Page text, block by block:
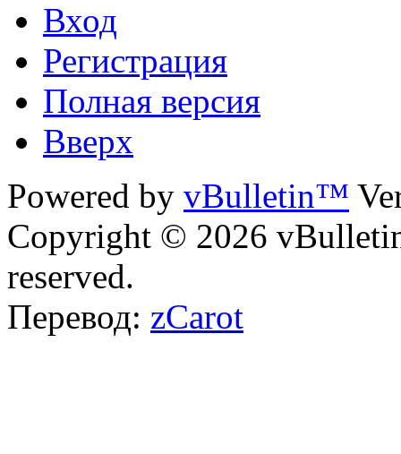
Вход
Регистрация
Полная версия
Вверх
Powered by vBulletin™
Copyright © 2026
reserved.
Перевод: zCarot